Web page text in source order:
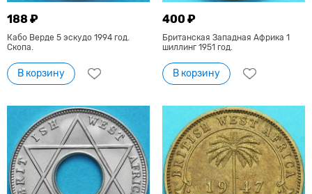
188 ₽
Кабо Верде 5 эскудо 1994 год.
Скопа.
В корзину
400 ₽
Британская Западная Африка 1
шиллинг 1951 год.
В корзину